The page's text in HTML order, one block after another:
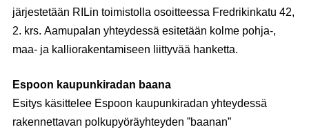
järjestetään RILin toimistolla osoitteessa Fredrikinkatu 42,
2. krs. Aamupalan yhteydessä esitetään kolme pohja-,
maa- ja kalliorakentamiseen liittyvää hanketta.
Espoon kaupunkiradan baana
Esitys käsittelee Espoon kaupunkiradan yhteydessä
rakennettavan polkupyöräyhteyden ”baanan”